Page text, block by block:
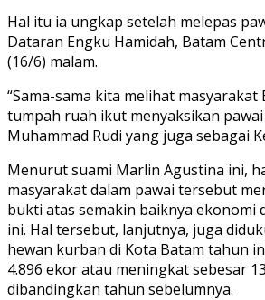
Hal itu ia ungkap setelah melepas
Dataran Engku Hamidah, Batam
(16/6) malam.
“Sama-sama kita melihat masyarakat
tumpah ruah ikut menyaksikan
Muhammad Rudi yang juga sebagai
Menurut suami Marlin Agustina ini,
masyarakat dalam pawai tersebut
bukti atas semakin baiknya ekonomi
ini. Hal tersebut, lanjutnya, juga
hewan kurban di Kota Batam tahun
4.896 ekor atau meningkat sebesar
dibandingkan tahun sebelumnya.